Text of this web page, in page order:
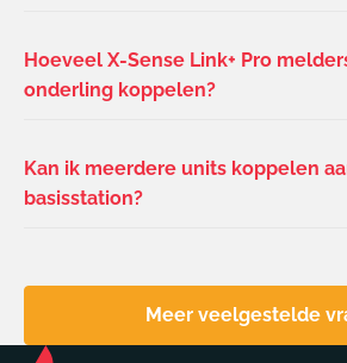
Hoeveel X-Sense Link+ Pro
onderling koppelen?
Kan ik meerdere units koppelen
basisstation?
Meer veelgestelde